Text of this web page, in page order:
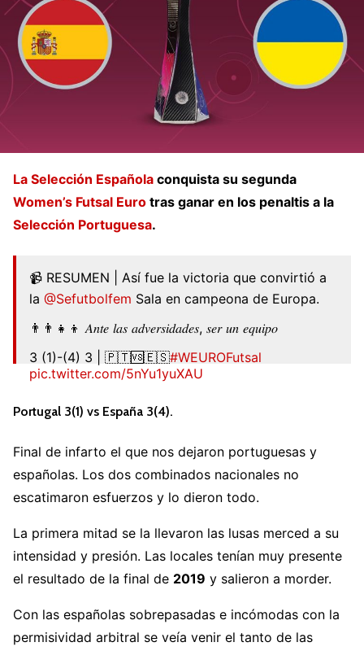
La Selección Española conquista su segunda
Women’s Futsal Euro tras ganar en los penaltis a la
Selección Portuguesa.
📹 RESUMEN | Así fue la victoria que convirtió a
la @Sefutbolfem Sala en campeona de Europa.
👨‍👨‍👧‍👦 𝐴𝑛𝑡𝑒 𝑙𝑎𝑠 𝑎𝑑𝑣𝑒𝑟𝑠𝑖𝑑𝑎𝑑𝑒𝑠, 𝑠𝑒𝑟 𝑢𝑛 𝑒𝑞𝑢𝑖𝑝𝑜
3 (1)-(4) 3 | 🇵🇹🆚🇪🇸#WEUROFutsal
pic.twitter.com/5nYu1yuXAU
— Selección Española Femenina de Fútbol
(@SEFutbolFem)July 4, 2022
Portugal 3(1) vs España 3(4).
Final de infarto el que nos dejaron portuguesas y
españolas. Los dos combinados nacionales no
escatimaron esfuerzos y lo dieron todo.
La primera mitad se la llevaron las lusas merced a su
intensidad y presión. Las locales tenían muy presente
el resultado de la final de 2019 y salieron a morder.
Con las españolas sobrepasadas e incómodas con la
permisividad arbitral se veía venir el tanto de las